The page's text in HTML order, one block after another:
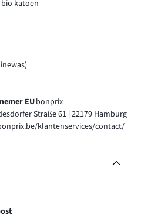
bio katoen
EUbonprix
Straße 61 | 22179 Hamburg
klantenservices/contact/